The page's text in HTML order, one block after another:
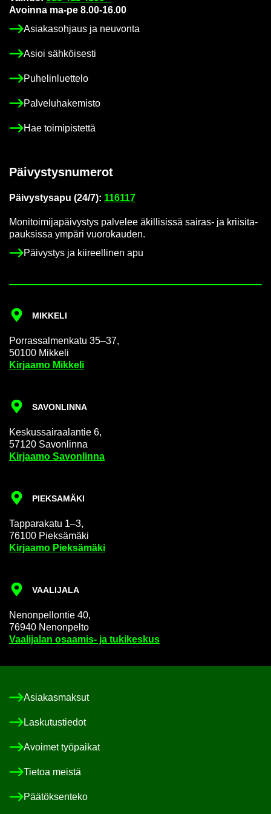
Avoin­na ma-pe 8.00-16.00
Asia­kas­oh­jaus ja neu­von­ta
Asioi säh­köi­ses­ti
Pu­he­lin­luet­te­lo
Pal­ve­lu­ha­ke­mis­to
Hae toi­mi­pis­tet­tä
Päi­vys­tys­nu­me­rot
Päi­vys­tys­a­pu (24/7): 116117
Mo­ni­toi­mi­ja­päi­vys­tys pal­ve­lee äkil­li­sis­sä sairas-​ ja krii­si­ta­
pauk­sis­sa ym­pä­ri vuo­ro­kau­den.
Päi­vys­tys ja kii­reel­li­nen apu
MIK­KE­LI
Por­ras­sal­men­ka­tu 35–37,
50100 Mik­ke­li
Kir­jaa­mo Mik­ke­li
SA­VON­LIN­NA
Kes­kus­sai­raa­lan­tie 6,
57120 Sa­von­lin­na
Kir­jaa­mo Sa­von­lin­na
PIEK­SA­MÄ­KI
Tap­pa­ra­ka­tu 1–3,
76100 Piek­sä­mä­ki
Kir­jaa­mo Piek­sä­mä­ki
VAA­LI­JA­LA
Ne­non­pel­lon­tie 40,
76940 Ne­non­pel­to
Vaa­li­ja­lan osaamis-​ ja tu­ki­kes­kus
Asia­kas­mak­sut
Las­ku­tus­tie­dot
Avoi­met työ­pai­kat
Tie­toa meis­tä
Pää­tök­sen­te­ko